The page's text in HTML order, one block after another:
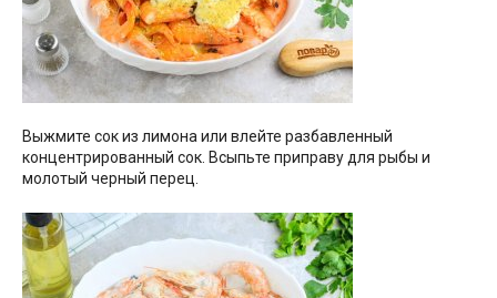
Выжмите сок из лимона или влейте разбавленный
концентрированный сок. Всыпьте приправу для рыбы и
молотый черный перец.